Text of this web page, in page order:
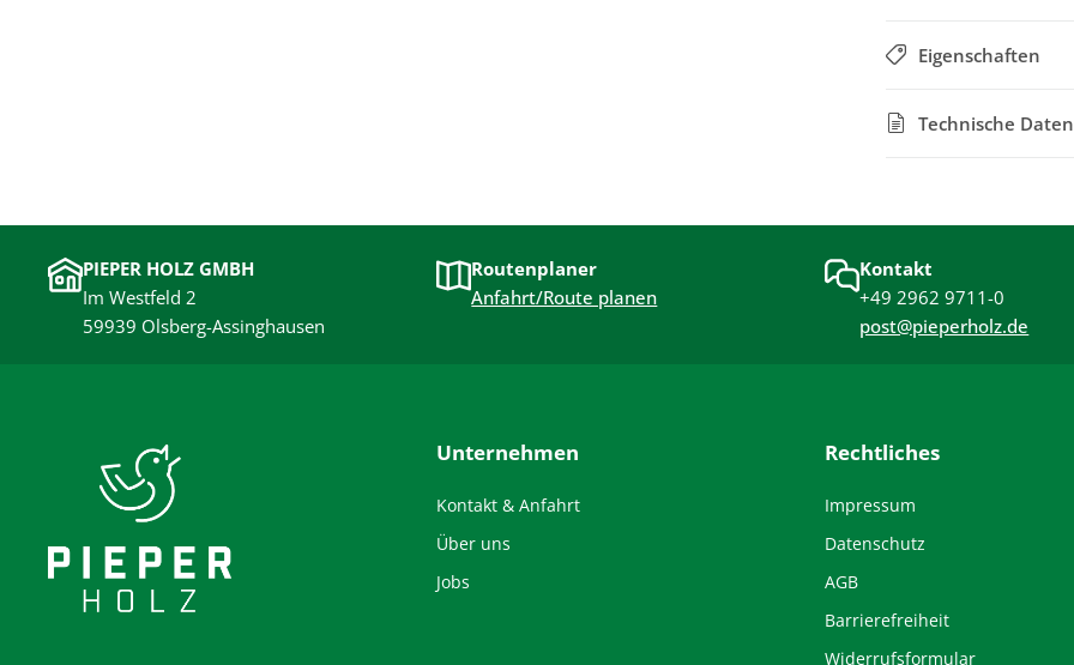
Eigenschaften
Technische Daten
PIEPER HOLZ GMBH
Im Westfeld 2
59939 Olsberg-Assinghausen
Routenplaner
Anfahrt/Route planen
Kontakt
+49 2962 9711-0
post@pieperholz.de
Unternehmen
Kontakt & Anfahrt
Über uns
Jobs
Rechtliches
Impressum
Datenschutz
AGB
Barrierefreiheit
Widerrufsformular